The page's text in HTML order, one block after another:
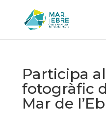
Participa
fotogràfic
Mar de